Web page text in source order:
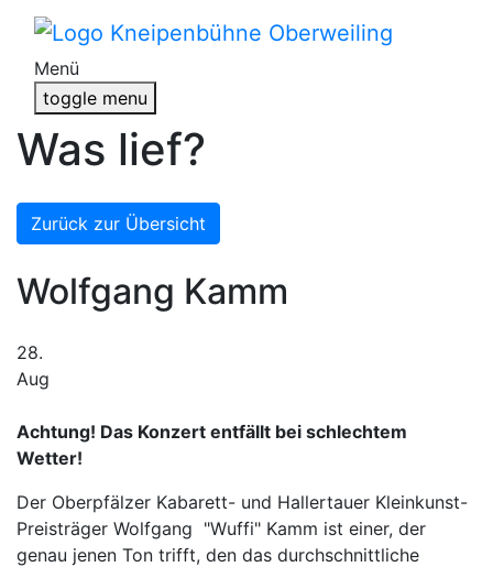
Menü
toggle menu
Was lief?
Zurück zur Übersicht
Wolfgang Kamm
28.
Aug
Achtung! Das Konzert entfällt bei schlechtem
Wetter!
Der Oberpfälzer Kabarett- und Hallertauer Kleinkunst-
Preisträger Wolfgang "Wuffi" Kamm ist einer, der
genau jenen Ton trifft, den das durchschnittliche